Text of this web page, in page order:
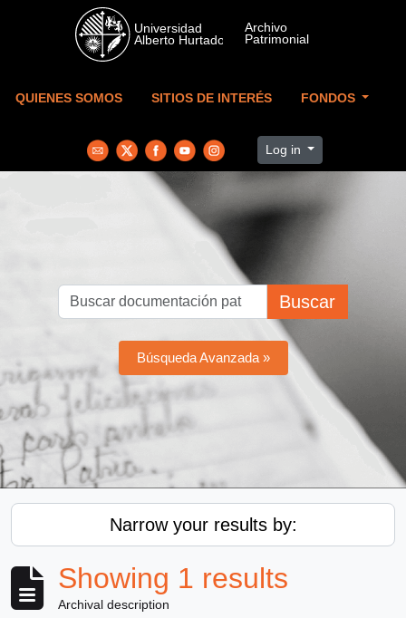
Skip to main content
QUIENES SOMOS SITIOS DE INTERÉS FONDOS
Log in
Buscar
Búsqueda Avanzada »
Narrow your results by:
Showing 1 results
Archival description